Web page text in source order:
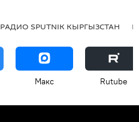
РАДИО SPUTNIK КЫРГЫЗСТАН
Макс Rutube